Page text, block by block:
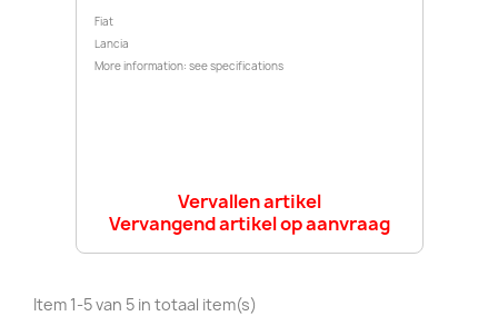
Fiat
Lancia
More information: see specifications
Vervallen artikel
Vervangend artikel op aanvraag
Item 1-5 van 5 in totaal item(s)